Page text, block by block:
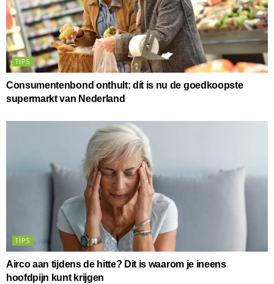
TIPS
Consumentenbond onthult: dít is nu de goedkoopste
supermarkt van Nederland
TIPS
Airco aan tijdens de hitte? Dit is waarom je ineens
hoofdpijn kunt krijgen